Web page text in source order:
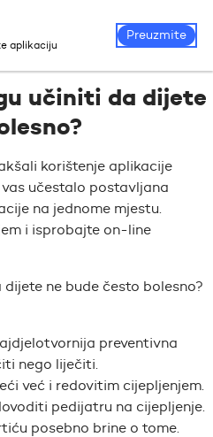
učiniti da dijete
korištenje aplikacije
učestalo postavljana
na jednome mjestu.
i isprobajte on-line
ne bude često bolesno?
preventivna
nego liječiti.
već i redovitim cijepljenjem.
pedijatru na cijepljenje.
posebno brine o tome.
aplikaciju
Preuzmite